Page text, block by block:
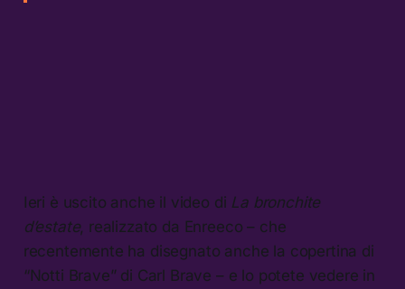
Ieri è uscito anche il video di La bronchite
d’estate, realizzato da Enreeco – che
recentemente ha disegnato anche la copertina di
“Notti Brave” di Carl Brave – e lo potete vedere in